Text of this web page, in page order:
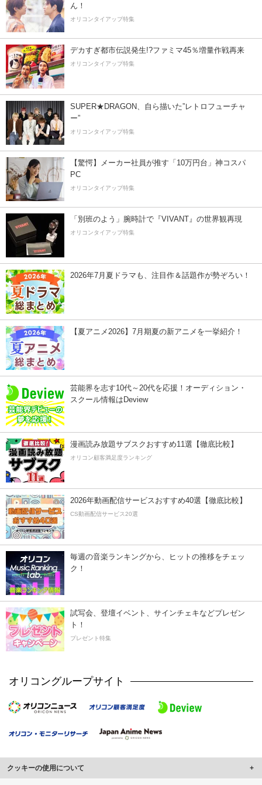
ん！
オリコンタイアップ特集
デカすぎ都市伝説発生!?ファミマ45％増量作戦再来
オリコンタイアップ特集
SUPER★DRAGON、自ら描いた”レトロフューチャ
ー”
オリコンタイアップ特集
【驚愕】メーカー社員が推す「10万円台」神コスパ
PC
オリコンタイアップ特集
「別班のよう」腕時計で『VIVANT』の世界観再現
オリコンタイアップ特集
2026年7月夏ドラマも、注目作＆話題作が勢ぞろい！
【夏アニメ2026】7月期夏の新アニメを一挙紹介！
芸能界を志す10代～20代を応援！オーディション・
スクール情報はDeview
漫画読み放題サブスクおすすめ11選【徹底比較】
オリコン顧客満足度ランキング
2026年動画配信サービスおすすめ40選【徹底比較】
CS動画配信サービス20選
毎週の音楽ランキングから、ヒットの推移をチェッ
ク！
試写会、登壇イベント、サインチェキなどプレゼン
ト！
プレゼント特集
オリコングループサイト
クッキーの使用について